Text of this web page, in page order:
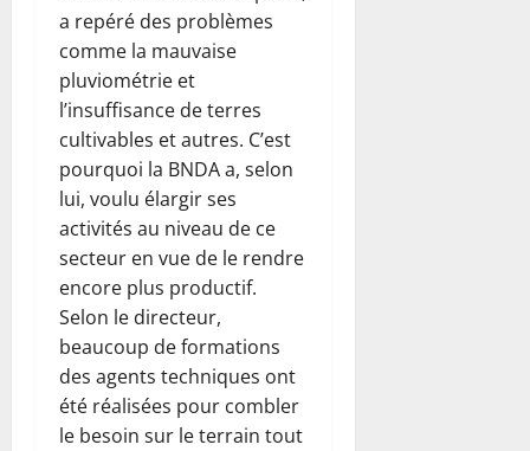
a repéré des problèmes
comme la mauvaise
pluviométrie et
l’insuffisance de terres
cultivables et autres. C’est
pourquoi la BNDA a, selon
lui, voulu élargir ses
activités au niveau de ce
secteur en vue de le rendre
encore plus productif.
Selon le directeur,
beaucoup de formations
des agents techniques ont
été réalisées pour combler
le besoin sur le terrain tout